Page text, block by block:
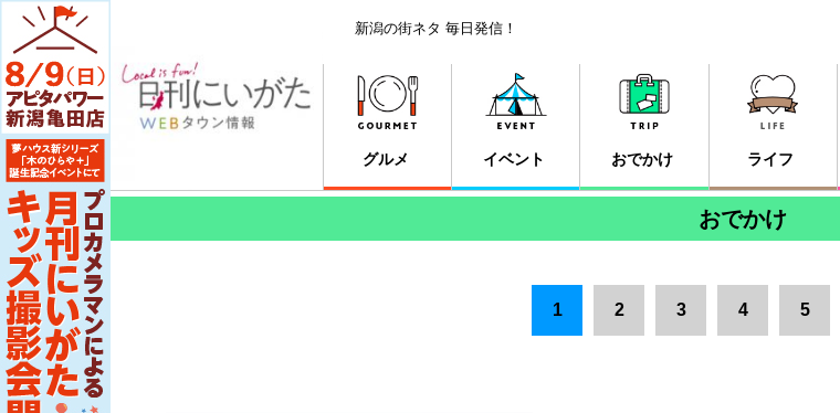
新潟の街ネタ 毎日発信！
グルメ イベント おでかけ ライフ
おでかけ
1 2 3 4 5